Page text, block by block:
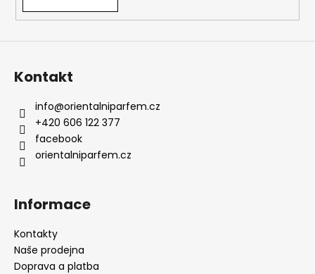
Kontakt
info@orientalniparfem.cz
+420 606 122 377
facebook
orientalniparfem.cz
Informace
Kontakty
Naše prodejna
Doprava a platba